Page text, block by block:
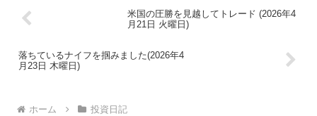
米国の圧勝を見越してトレード (2026年4
月21日 火曜日)
落ちているナイフを掴みました(2026年4
月23日 木曜日)
ホーム 投資日記